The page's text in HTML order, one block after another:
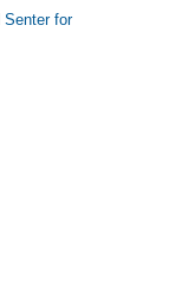
Senter for